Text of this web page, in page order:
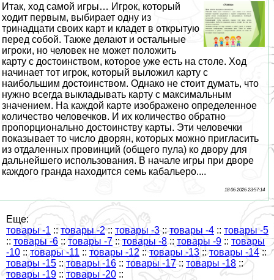
Итак, ход самой игры… Игрок, который
ходит первым, выбирает одну из
тринадцати своих карт и кладет в открытую
перед собой. Также делают и остальные
игроки, но человек не может положить
карту с достоинством, которое уже есть на столе. Ход
начинает тот игрок, который выложил карту с
наибольшим достоинством. Однако не стоит думать, что
нужно всегда выкладывать карту с максимальным
значением. На каждой карте изображено определенное
количество человечков. И их количество обратно
пропорционально достоинству карты. Эти человечки
показывает то число дворян, которых можно пригласить
из отдаленных провинций (общего пула) ко двору для
дальнейшего использования. В начале игры при дворе
каждого гранда находится семь кабальеро....
18 06 2026 23:57:14
Еще:
товары -1 :: товары -2 :: товары -3:: товары -4 :: товары -5
:: товары -6 :: товары -7 :: товары -8 :: товары -9 :: товары
-10 :: товары -11 :: товары -12 ::товары -13 :: товары -14 ::
товары -15 :: товары -16 :: товары -17 :: товары -18 ::
товары -19 :: товары -20 ::